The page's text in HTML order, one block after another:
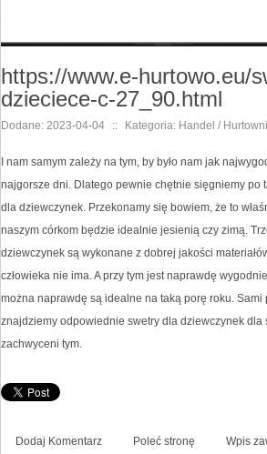
https://www.e-hurtowo.eu/
dzieciece-c-27_90.html
Dodane: 2023-04-04 :: Kategoria: Handel /
I nam samym zależy na tym, by było nam jak
najgorsze dni. Dlatego pewnie chętnie sięgniemy po
dla dziewczynek. Przekonamy się bowiem, że to
naszym córkom będzie idealnie jesienią czy zimą.
dziewczynek są wykonane z dobrej jakości
człowieka nie ima. A przy tym jest naprawdę
można naprawdę są idealne na taką porę roku. Sami
znajdziemy odpowiednie swetry dla dziewczynek dla
zachwyceni tym.
Dodaj Komentarz Poleć stronę Wpis